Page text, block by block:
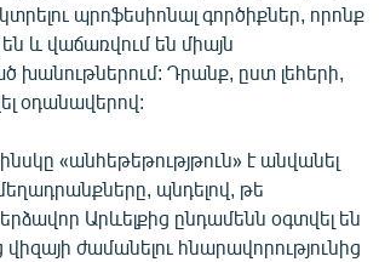
պրոֆեսիոնալ գործիքներ, որոնք
և վաճառվում են միայն
Դրանք, ըստ լեհերի,
օդանավերով:
«անհեթեթությթուն» է անվանել
պնդելով, թե
Արևելքից ընդամենն օգտվել են
ժամանելու հնարավորությունից